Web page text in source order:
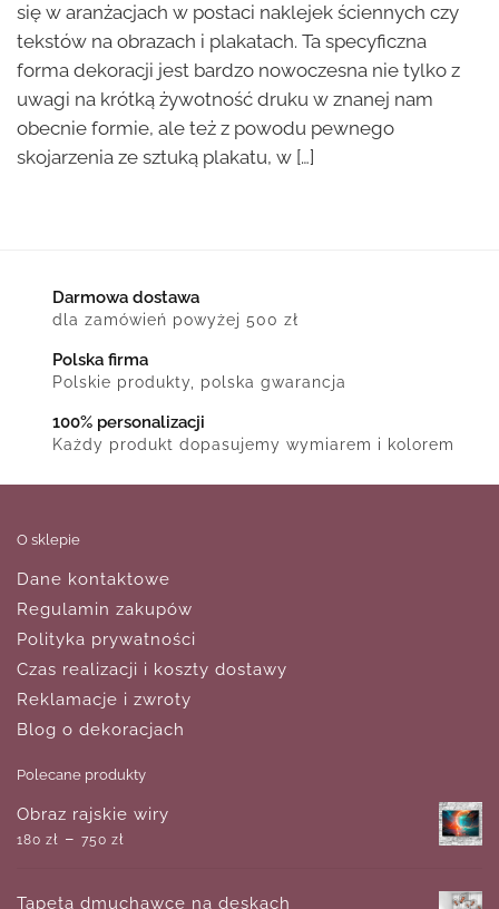
się w aranżacjach w postaci naklejek ściennych czy
tekstów na obrazach i plakatach. Ta specyficzna
forma dekoracji jest bardzo nowoczesna nie tylko z
uwagi na krótką żywotność druku w znanej nam
obecnie formie, ale też z powodu pewnego
skojarzenia ze sztuką plakatu, w […]
Darmowa dostawa
dla zamówień powyżej 500 zł
Polska firma
Polskie produkty, polska gwarancja
100% personalizacji
Każdy produkt dopasujemy wymiarem i kolorem
O sklepie
Dane kontaktowe
Regulamin zakupów
Polityka prywatności
Czas realizacji i koszty dostawy
Reklamacje i zwroty
Blog o dekoracjach
Polecane produkty
Obraz rajskie wiry
180 zł – 750 zł
Tapeta dmuchawce na deskach